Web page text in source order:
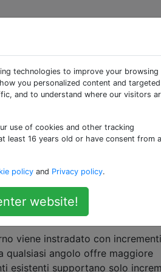
post un giorno precedente
a questo scopo? Per lo più
dare schemi descrittivi. In un
angoli di 45 gradi nel
viene instradato con
qualsiasi angolo offre maggiore
esistenti supportano solo
technologies to improve your browsing
you personalized content and targeted
and to understand where our visitors
use of cookies and other tracking
least 16 years old or have consent from a
policy and Privacy policy.
website!